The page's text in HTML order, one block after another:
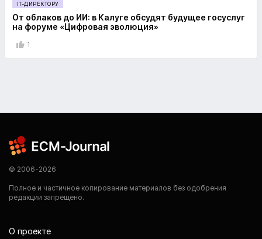
IT-ДИРЕКТОРУ
От облаков до ИИ: в Калуге обсудят будущее госуслуг
на форуме «Цифровая эволюция»
1
© 2006-2026
Полное и частичное копирование материалов без одобрения
редакции запрещено.
О проекте